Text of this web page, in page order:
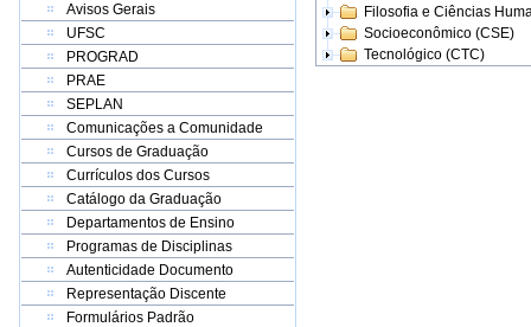
Avisos Gerais
UFSC
PROGRAD
PRAE
SEPLAN
Comunicações a Comunidade
Cursos de Graduação
Currículos dos Cursos
Catálogo da Graduação
Departamentos de Ensino
Programas de Disciplinas
Autenticidade Documento
Representação Discente
Formulários Padrão
Filosofia e Ciências
Socioeconômico (CSE)
Tecnológico (CTC)